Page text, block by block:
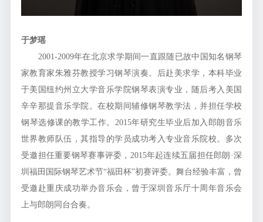
于梦瑶
2001-2009年在北京求学期间一直跟随已故中国知名钢琴
家教育家朱雅芬教授学习钢琴演奏。后赴美求学，本科毕业
于美国纽约州立大学音乐学院钢琴表演专业，随后考入美国
辛辛那提音乐学院。在校期间辅修钢琴教学法，并担任学校
钢琴选修课的教学工作。2015年研究生毕业后加入郎朗音乐
世界教师队伍，其指导的学员成功考入专业音乐院校。多次
受邀担任重要钢琴赛事评委，2015年起连续五届担任郎朗·深
圳福田国际钢琴艺术节“福田杯”初赛评委。舞台经验丰富，曾
受邀赴重庆成功举办音乐会，曾于深圳音乐厅十周年音乐会
上与郎朗同台合奏。